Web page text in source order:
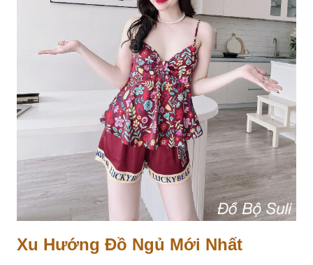
Xu Hướng Đồ Ngủ Mới Nhất